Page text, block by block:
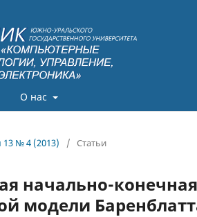
О нас
13 № 4 (2013) / Статьи
начально-
модели